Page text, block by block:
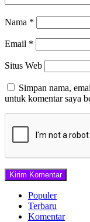
Nama *
Email *
Situs Web
Simpan nama,
untuk komentar saya
Populer
Terbaru
Komentar